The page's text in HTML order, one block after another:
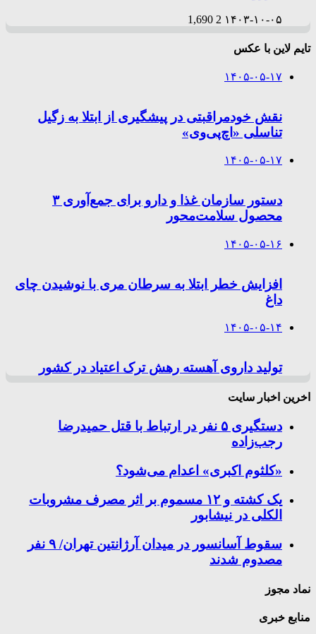
۱۴۰۳-۱۰-۰۵ 2
1,690
تایم لاین با عکس
۱۴۰۵-۰۵-۱۷
نقش خودمراقبتی در پیشگیری از ابتلا به زگیل
تناسلی «اچ‌پی‌وی»
۱۴۰۵-۰۵-۱۷
دستور سازمان غذا و دارو برای جمع‌آوری ۳
محصول سلامت‌محور
۱۴۰۵-۰۵-۱۶
افزایش خطر ابتلا به سرطان مری با نوشیدن چای
داغ
۱۴۰۵-۰۵-۱۴
تولید داروی آهسته رهش ترک اعتیاد در کشور
اخرین اخبار سایت
دستگیری ۵ نفر در ارتباط با قتل حمیدرضا
رجب‌زاده
«کلثوم اکبری» اعدام می‌شود؟
یک کشته و ۱۲ مسموم بر اثر مصرف مشروبات
الکلی در نیشابور
سقوط آسانسور در میدان آرژانتین تهران/ ۹ نفر
مصدوم شدند
نماد مجوز
منابع خبری